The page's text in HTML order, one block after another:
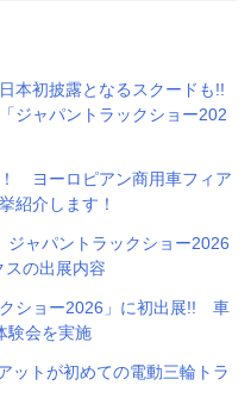
本初披露となるスクードも!!
ジャパントラックショー202
ヨーロピアン商用車フィア
紹介します！
ャパントラックショー2026
スの出展内容
ショー2026」に初出展!! 車
験会を実施
トが初めての電動三輪トラ